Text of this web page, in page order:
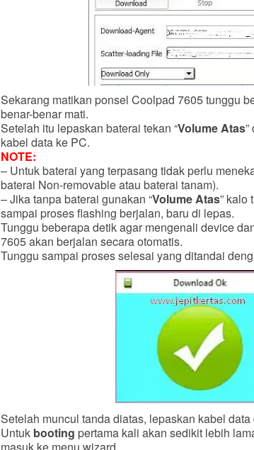
Sekarang matikan ponsel Coolpad 7605 tunggu
benar-benar mati.
Setelah itu lepaskan baterai tekan “Volume Atas
kabel data ke PC.
NOTE:
– Untuk baterai yang terpasang tidak perlu
baterai Non-removable atau baterai tanam).
– Jika tanpa baterai gunakan “Volume Atas” kalo
sampai proses flashing berjalan, baru di lepas.
Tunggu beberapa detik agar mengenali device
7605 akan berjalan secara otomatis.
Tunggu sampai proses selesai yang ditandai
Setelah muncul tanda diatas, lepaskan kabel
Untuk booting pertama kali akan sedikit lebih